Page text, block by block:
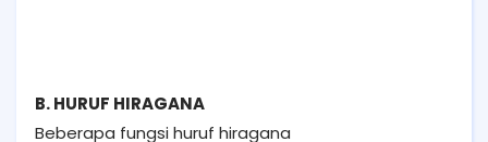
B. HURUF HIRAGANA
Beberapa fungsi huruf hiragana